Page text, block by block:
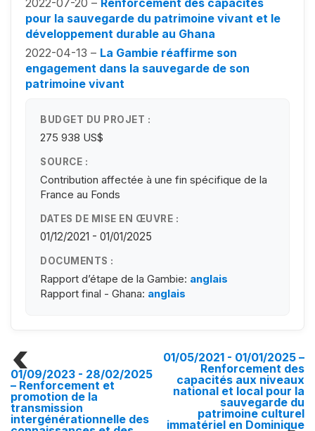
pour la sauvegarde du patrimoine vivant et le
développement durable au Ghana
2022-04-13 – La Gambie réaffirme son
engagement dans la sauvegarde de son
patrimoine vivant
BUDGET DU PROJET :
275 938 US$
SOURCE :
Contribution affectée à une fin spécifique de la
France au Fonds
DATES DE MISE EN ŒUVRE :
01/12/2021 - 01/01/2025
DOCUMENTS :
Rapport d’étape de la Gambie: anglais
Rapport final - Ghana: anglais
01/09/2023 - 28/02/2025
– Renforcement et
promotion de la
transmission
intergénérationnelle des
01/05/2021 - 01/01/2025 –
Renforcement des
capacités aux niveaux
national et local pour la
sauvegarde du
patrimoine culturel
immatériel en Dominique